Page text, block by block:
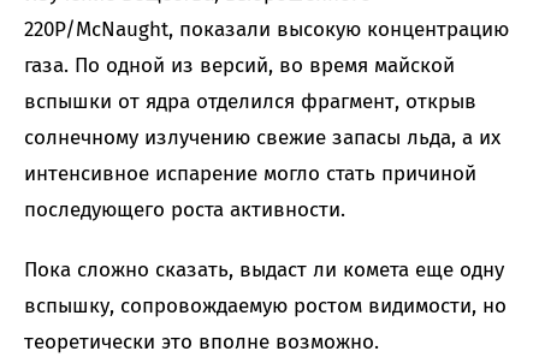
220P/McNaught, показали высокую концентрацию
газа. По одной из версий, во время майской
вспышки от ядра отделился фрагмент, открыв
солнечному излучению свежие запасы льда, а их
интенсивное испарение могло стать причиной
последующего роста активности.
Пока сложно сказать, выдаст ли комета еще одну
вспышку, сопровождаемую ростом видимости, но
теоретически это вполне возможно.